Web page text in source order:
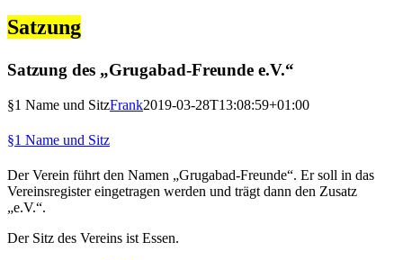
Satzung
Satzung des „Grugabad-Freunde e.V.“
§1 Name und SitzFrank2019-03-28T13:08:59+01:00
§1 Name und Sitz
Der Verein führt den Namen „Grugabad-Freunde“. Er soll in das
Vereinsregister eingetragen werden und trägt dann den Zusatz
„e.V.“.
Der Sitz des Vereins ist Essen.